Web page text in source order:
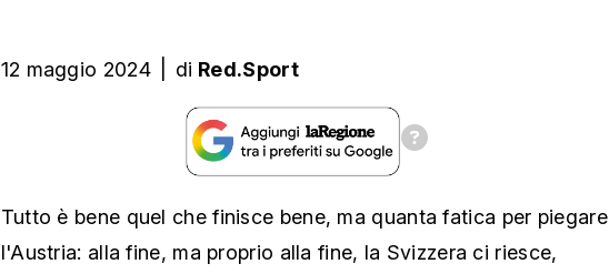
12 maggio 2024 di Red.Sport
Tutto è bene quel che finisce bene, ma quanta fatica per piegare
l'Austria: alla fine, ma proprio alla fine, la Svizzera ci riesce,